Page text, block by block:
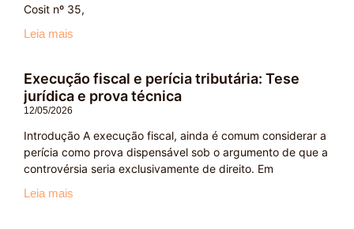
Cosit nº 35,
Leia mais
Execução fiscal e perícia tributária: Tese
jurídica e prova técnica
12/05/2026
Introdução A execução fiscal, ainda é comum considerar a
perícia como prova dispensável sob o argumento de que a
controvérsia seria exclusivamente de direito. Em
Leia mais